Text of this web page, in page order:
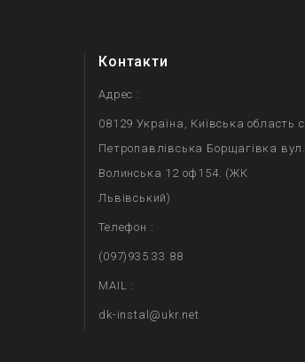
Контакти
Адрес :
08129 Україна, Київська область с.
Петропавлівська Борщагівка вул.
Волинська 12 оф154. (ЖК
Львівський)
Телефон :
(097)935 33 88
MAIL :
dk-instal@ukr.net